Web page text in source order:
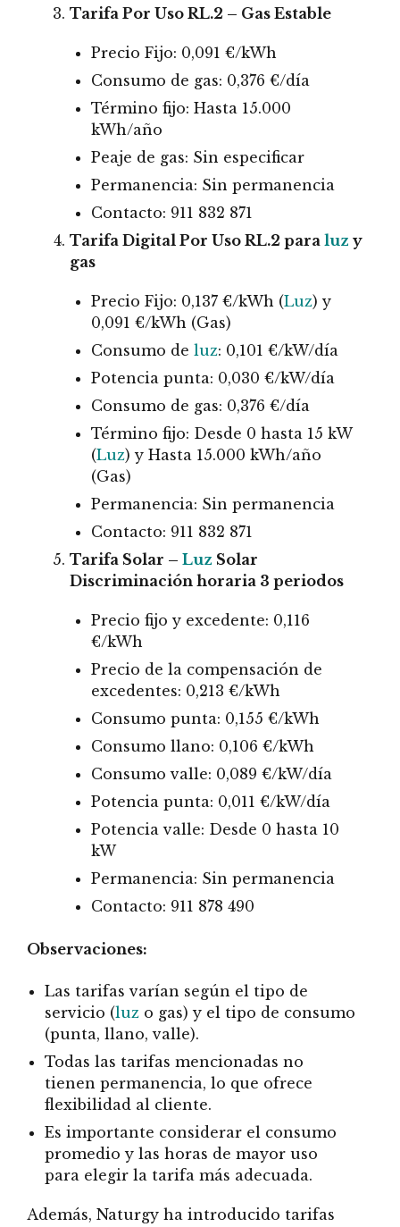
Tarifa Por Uso RL.2 – Gas Estable
Precio Fijo: 0,091 €/kWh
Consumo de gas: 0,376 €/día
Término fijo: Hasta 15.000
kWh/año
Peaje de gas: Sin especificar
Permanencia: Sin permanencia
Contacto: 911 832 871
Tarifa Digital Por Uso RL.2 para luz y
gas
Precio Fijo: 0,137 €/kWh (Luz) y
0,091 €/kWh (Gas)
Consumo de luz: 0,101 €/kW/día
Potencia punta: 0,030 €/kW/día
Consumo de gas: 0,376 €/día
Término fijo: Desde 0 hasta 15 kW
(Luz) y Hasta 15.000 kWh/año
(Gas)
Permanencia: Sin permanencia
Contacto: 911 832 871
Tarifa Solar – Luz Solar
Discriminación horaria 3 periodos
Precio fijo y excedente: 0,116
€/kWh
Precio de la compensación de
excedentes: 0,213 €/kWh
Consumo punta: 0,155 €/kWh
Consumo llano: 0,106 €/kWh
Consumo valle: 0,089 €/kW/día
Potencia punta: 0,011 €/kW/día
Potencia valle: Desde 0 hasta 10
kW
Permanencia: Sin permanencia
Contacto: 911 878 490
Observaciones:
Las tarifas varían según el tipo de
servicio (luz o gas) y el tipo de consumo
(punta, llano, valle).
Todas las tarifas mencionadas no
tienen permanencia, lo que ofrece
flexibilidad al cliente.
Es importante considerar el consumo
promedio y las horas de mayor uso
para elegir la tarifa más adecuada.
Además, Naturgy ha introducido tarifas